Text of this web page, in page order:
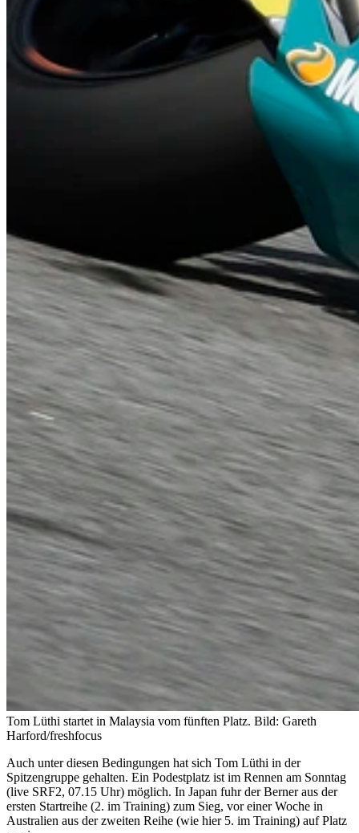
Tom Lüthi startet in Malaysia vom fünften Platz. Bild: Gareth
Harford/freshfocus
Auch unter diesen Bedingungen hat sich Tom Lüthi in der
Spitzengruppe gehalten. Ein Podestplatz ist im Rennen am Sonntag
(live SRF2, 07.15 Uhr) möglich. In Japan fuhr der Berner aus der
ersten Startreihe (2. im Training) zum Sieg, vor einer Woche in
Australien aus der zweiten Reihe (wie hier 5. im Training) auf Platz